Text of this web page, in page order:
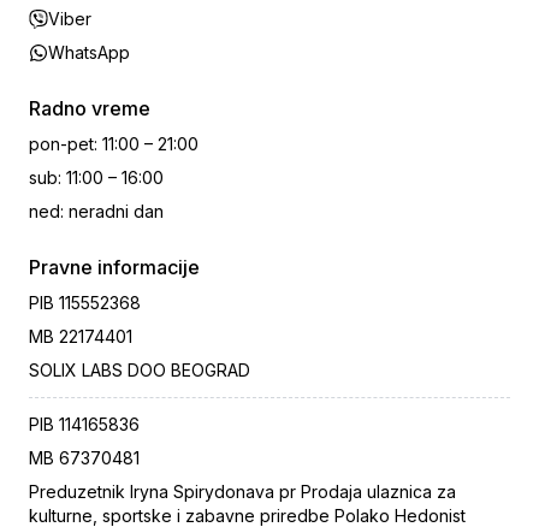
Viber
WhatsApp
Radno vreme
pon-pet: 11:00 – 21:00
sub: 11:00 – 16:00
ned: neradni dan
Pravne informacije
PIB 115552368
MB 22174401
SOLIX LABS DOO BEOGRAD
PIB 114165836
MB 67370481
Preduzetnik Iryna Spirydonava pr Prodaja ulaznica za
kulturne, sportske i zabavne priredbe Polako Hedonist